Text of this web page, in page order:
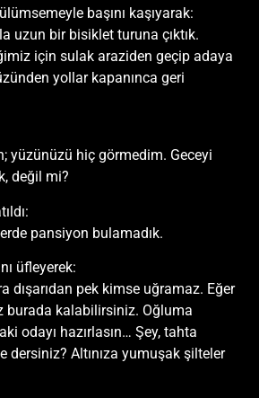
başını kaşıyarak:
uzun bir bisiklet turuna çıktık.
için sulak araziden geçip adaya
yollar kapanınca geri
yüzünüzü hiç görmedim. Geceyi
değil mi?
pansiyon bulamadık.
üfleyerek:
dışarıdan pek kimse uğramaz. Eğer
burada kalabilirsiniz. Oğluma
odayı hazırlasın… Şey, tahta
dersiniz? Altınıza yumuşak şilteler